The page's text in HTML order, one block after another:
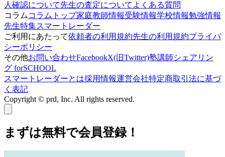
人確認について先生の査定について よくある質問
コラム コラムトップ家庭教師情報受験情報学校情報勉強情報
先生特集スマートレーダー
ご利用にあたって依頼者の利用規約先生の利用規約プライバ
シーポリシー
その他お問い合わせFacebookX(旧Twitter)塾講師シェアリン
グ forSCHOOL
スマートレーダーとは採用情報運営会社特定商取引法に基づ
く表記
Copyright © prd, Inc. All rights reserved.
まずは無料で会員登録！